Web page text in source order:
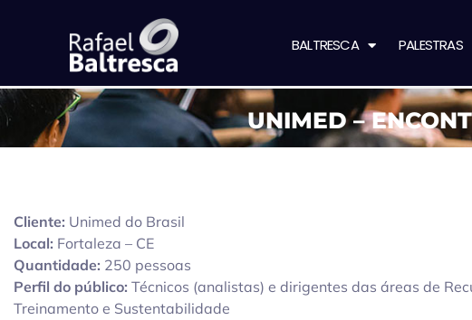
BALTRESCA PALESTRAS
UNIMED –
Cliente: Unimed do Brasil
Local: Fortaleza – CE
Quantidade: 250 pessoas
Perfil do público: Técnicos (analistas) e dirigentes das áreas de
Treinamento e Sustentabilidade